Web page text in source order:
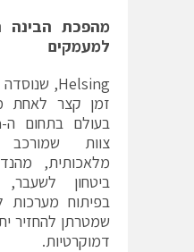
מהפכת הבינה
למעמקים
זמן קצר לאחת
צוות שמורכב
מלאכותית,
ביטחון
שמטרתן להחזיר
דמוקרטיות.